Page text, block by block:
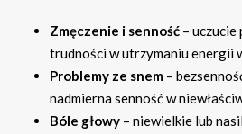
Zmęczenie i senność –
trudności w utrzymaniu energii
Problemy ze snem –
nadmierna senność w
Bóle głowy – niewielkie lub